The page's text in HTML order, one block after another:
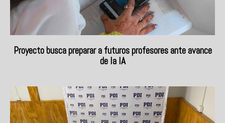
Proyecto busca preparar a futuros profesores ante avance
de la IA